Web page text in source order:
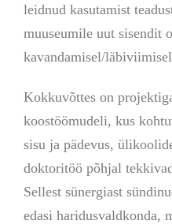
leidnud kasutamist
muuseumile uut sisendit
kavandamisel/
Kokkuvõttes on
koostöömudeli, kus
sisu ja pädevus,
doktoritöö põhjal
Sellest sünergiast
edasi haridusvaldkonda,